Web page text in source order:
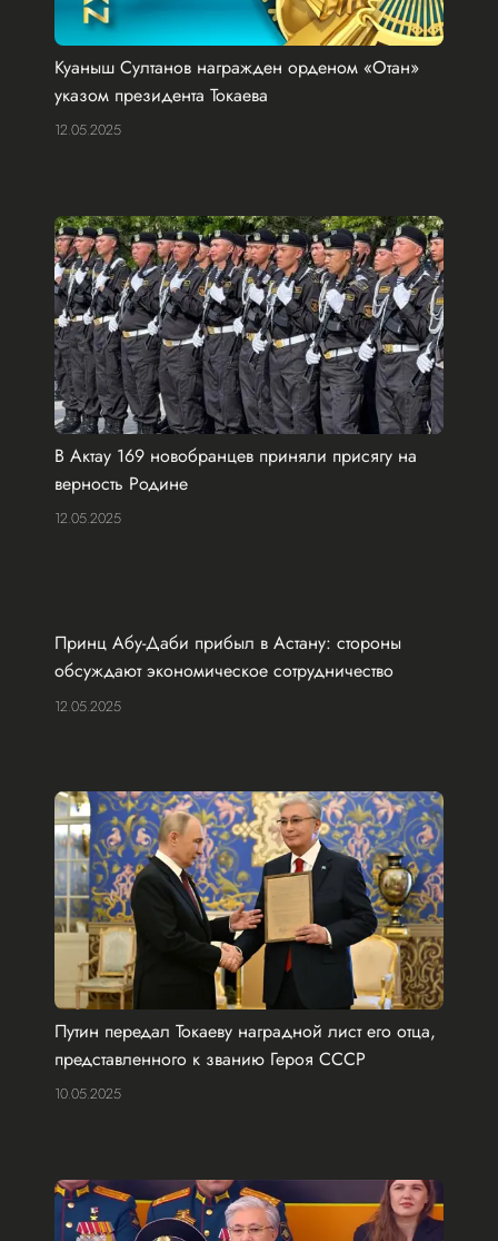
Куаныш Султанов награжден орденом «Отан»
указом президента Токаева
12.05.2025
В Актау 169 новобранцев приняли присягу на
верность Родине
12.05.2025
Принц Абу-Даби прибыл в Астану: стороны
обсуждают экономическое сотрудничество
12.05.2025
Путин передал Токаеву наградной лист его отца,
представленного к званию Героя СССР
10.05.2025